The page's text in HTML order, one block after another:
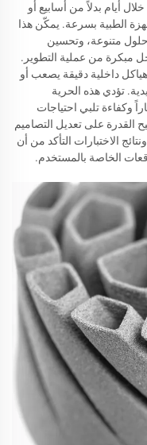
أيام بدلاً من أسابيع أو
الطبية بسرعة. يمكّن هذا
متنوعة، وتحسين
مبكرة من عملية التطوير.
داخلية دقيقة يصعب أو
تؤدي هذه الحرية
وكفاءة تلبي احتياجات
القدرة على تعديل التصاميم
الاختبارات التأكد من أن
الخاصة بالمستخدم.